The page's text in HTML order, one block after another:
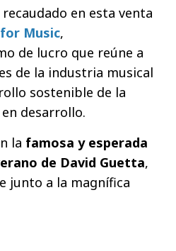
en esta venta
Music,
de lucro que reúne a
de la industria musical
sostenible de la
desarrollo.
la famosa y esperada
de David Guetta,
junto a la magnífica